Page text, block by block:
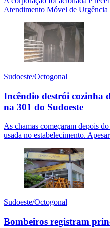
Atendimento Móvel de Urgência
Sudoeste/Octogonal
Incêndio destrói cozinha
na 301 do Sudoeste
As chamas começaram depois
usada no estabelecimento.
Sudoeste/Octogonal
Bombeiros registram